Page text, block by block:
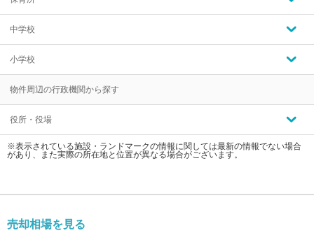
中学校
小学校
物件周辺の行政機関から探す
役所・役場
※表示されている施設・ランドマークの情報に関しては最新の情報でない場合
があり、また実際の所在地と位置が異なる場合がございます。
売却相場を見る